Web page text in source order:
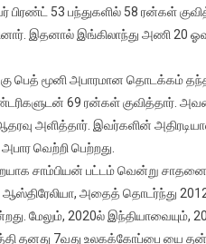
53 பந்துகளில் 58 ரன்கள்
இதனால் இங்கிலாந்து அணி 20
மூனி அபாரமான தொடக்கம்
69 ரன்கள் குவித்தார்.
அளித்தார். இவர்களின்
வெற்றி பெற்றது.
சாம்பியன் பட்டம் வென்று
அதைத் தொடர்ந்து
மேலும், 2020ல் இந்தியாவையும்,
தனது 7வது உலகக்கோப்பை யை